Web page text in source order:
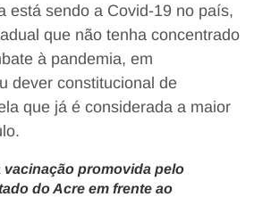
está sendo a Covid-19 no país,
que não tenha concentrado
à pandemia, em
dever constitucional de
que já é considerada a maior
vacinação promovida pelo
do Acre em frente ao